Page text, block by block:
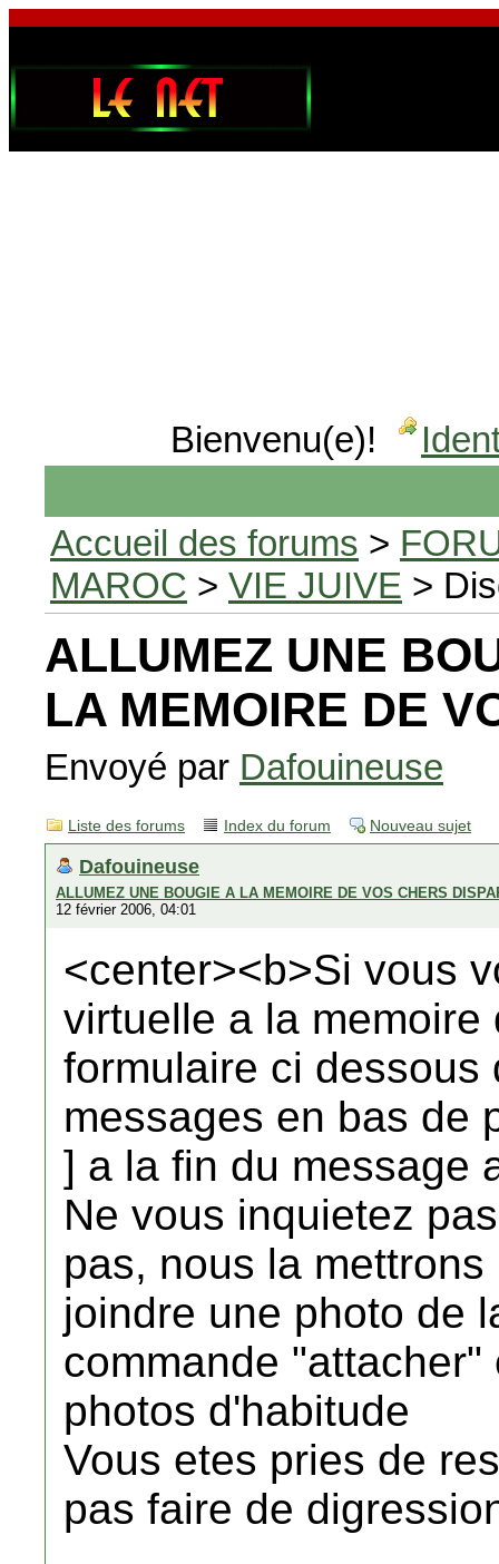
Bienvenu(e)!
Accueil des forums >
MAROC > VIE JUIVE >
ALLUMEZ UNE
LA MEMOIRE DE
Envoyé par Dafouineuse
Liste des forums Index du forum Nouveau sujet
Dafouineuse
ALLUMEZ UNE BOUGIE A LA MEMOIRE DE VOS CHERS
12 février 2006, 04:01
<center><b>Si vous
virtuelle a la memoire
formulaire ci dessous
messages en bas de
] a la fin du message
Ne vous inquietez
pas, nous la
joindre une photo de
commande
photos d'habitude
Vous etes pries de
pas faire de